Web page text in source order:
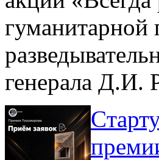
генерала Д.И.